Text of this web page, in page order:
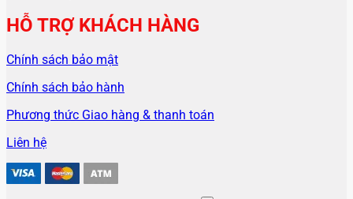
HỖ TRỢ KHÁCH HÀNG
Chính sách bảo mật
Chính sách bảo hành
Phương thức Giao hàng & thanh toán
Liên hệ